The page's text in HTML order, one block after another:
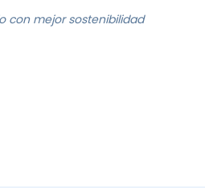
con mejor sostenibilidad